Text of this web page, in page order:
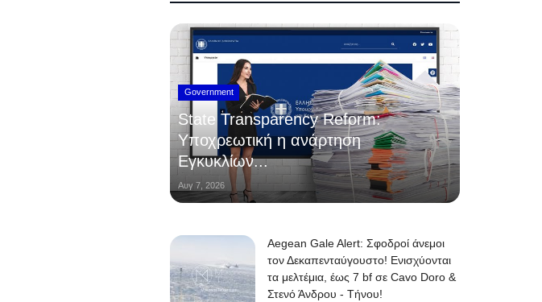
Government
State Transparency Reform:
Υποχρεωτική η ανάρτηση
Εγκυκλίων...
Αυγ 7, 2026
Aegean Gale Alert: Σφοδροί άνεμοι
τον Δεκαπενταύγουστο! Ενισχύονται
τα μελτέμια, έως 7 bf σε Cavo Doro &
Στενό Άνδρου - Τήνου!